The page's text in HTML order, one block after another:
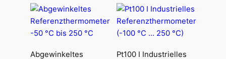
Abgewinkeltes
Pt100 I Industrielles